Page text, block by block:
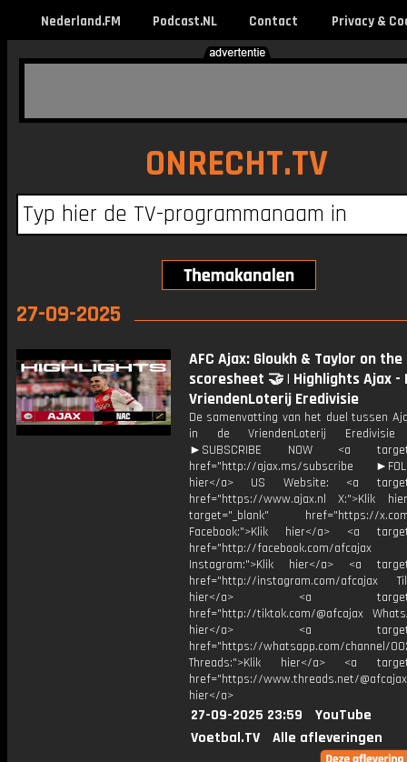
Nederland.FM Podcast.NL Contact Privacy &
ONRECHT.TV
27-09-2025
AFC Ajax: Gloukh & Taylor on the
scoresheet 🤝 | Highlights Ajax -
VriendenLoterij Eredivisie
De samenvatting van het duel tussen
in de VriendenLoterij Eredivisie
►SUBSCRIBE NOW <a
href="http://ajax.ms/subscribe
hier</a> US Website: <a
href="https://www.ajax.nl X:">Klik
target="_blank" href="https://x.com/
Facebook:">Klik hier</a> <a
href="http://facebook.com/afcajax
Instagram:">Klik hier</a> <a
href="http://instagram.com/afcajax
hier</a> <a
href="http://tiktok.com/@afcajax
hier</a> <a
href="https://whatsapp.com/channel/
Threads:">Klik hier</a> <a
href="https://www.threads.net/
hier</a>
27-09-2025 23:59
YouTube
Voetbal.TV
Alle afleveringen